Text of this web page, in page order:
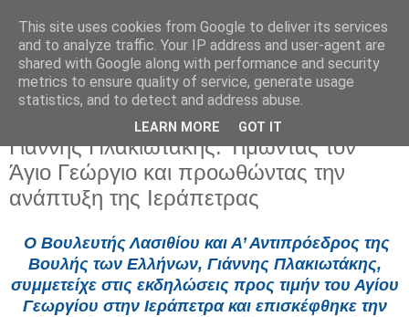
Τετάρτη 23 Απριλίου 2025
Γιάννης Πλακιωτάκης: Τιμώντας τον
Άγιο Γεώργιο και προωθώντας την
ανάπτυξη της Ιεράπετρας
Ο Βουλευτής Λασιθίου και Α’ Αντιπρόεδρος της
Βουλής των Ελλήνων, Γιάννης Πλακιωτάκης,
συμμετείχε στις εκδηλώσεις προς τιμήν του Αγίου
Γεωργίου στην Ιεράπετρα και επισκέφθηκε την
This site uses cookies from Google to deliver its services
and to analyze traffic. Your IP address and user-agent are
shared with Google along with performance and security
metrics to ensure quality of service, generate usage
statistics, and to detect and address abuse.
LEARN MORE GOT IT